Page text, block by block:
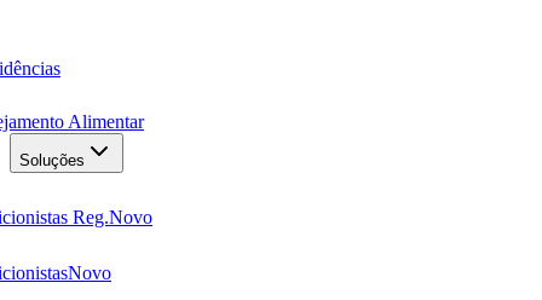
Alimentar
Soluções
Reg.Novo
Novo